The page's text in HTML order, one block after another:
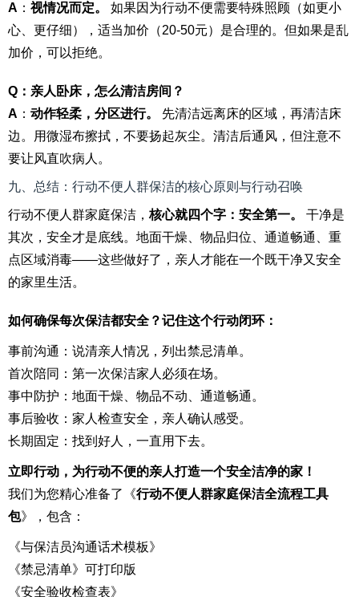
A ： 视情况而定。
如果因为行动不便需要特殊照顾（如更小
心、更仔细），适当加价（20-50元）是合理的。但如果是乱
加价，可以拒绝。
Q：亲人卧床，怎么清洁房间？
A ： 动作轻柔，分区进行。
先清洁远离床的区域，再清洁床
边。用微湿布擦拭，不要扬起灰尘。清洁后通风，但注意不
要让风直吹病人。
九、总结：行动不便人群保洁的核心原则与行动召唤
行动不便人群家庭保洁， 核心就四个字：安全第一。
干净是
其次，安全才是底线。地面干燥、物品归位、通道畅通、重
点区域消毒——这些做好了，亲人才能在一个既干净又安全
的家里生活。
如何确保每次保洁都安全？记住这个行动闭环：
事前沟通：说清亲人情况，列出禁忌清单。
首次陪同：第一次保洁家人必须在场。
事中防护：地面干燥、物品不动、通道畅通。
事后验收：家人检查安全，亲人确认感受。
长期固定：找到好人，一直用下去。
立即行动，为行动不便的亲人打造一个安全洁净的家！
我们为您精心准备了《行动不便人群家庭保洁全流程工具
包》，包含：
《与保洁员沟通话术模板》
《禁忌清单》可打印版
《安全验收检查表》